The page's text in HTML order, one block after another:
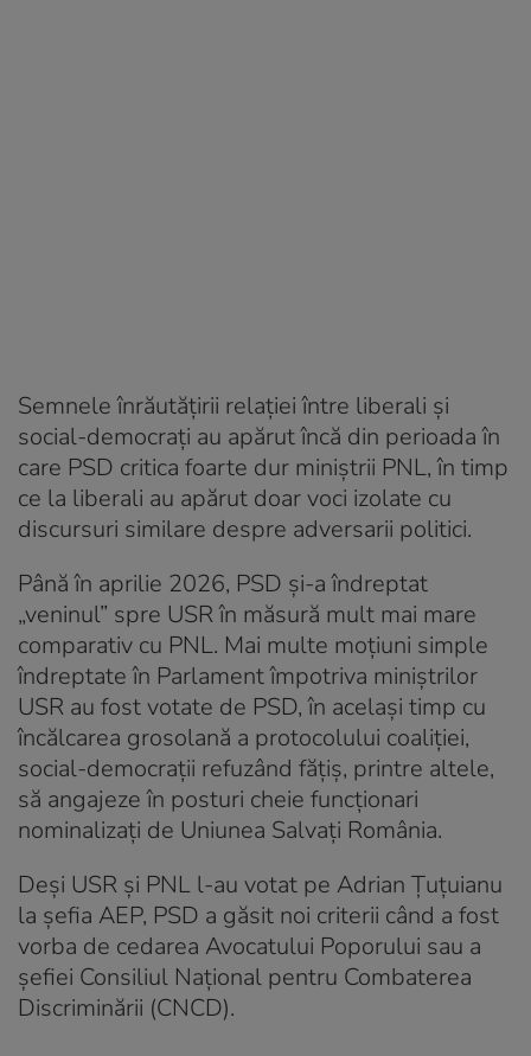
Semnele înrăutățirii relației între liberali și
social-democrați au apărut încă din perioada în
care PSD critica foarte dur miniștrii PNL, în timp
ce la liberali au apărut doar voci izolate cu
discursuri similare despre adversarii politici.
Până în aprilie 2026, PSD și-a îndreptat
„veninul” spre USR în măsură mult mai mare
comparativ cu PNL. Mai multe moțiuni simple
îndreptate în Parlament împotriva miniștrilor
USR au fost votate de PSD, în același timp cu
încălcarea grosolană a protocolului coaliției,
social-democrații refuzând fățiș, printre altele,
să angajeze în posturi cheie funcționari
nominalizați de Uniunea Salvați România.
Deși USR și PNL l-au votat pe Adrian Țuțuianu
la șefia AEP, PSD a găsit noi criterii când a fost
vorba de cedarea Avocatului Poporului sau a
șefiei Consiliul Național pentru Combaterea
Discriminării (CNCD).